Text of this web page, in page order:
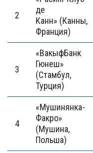
2
де
Канн» (Канны,
Франция)
3
«ВакыфБанк
Гюнеш»
(Стамбул,
Турция)
4
«Мушинянка-
Факро»
(Мушина,
Польша)